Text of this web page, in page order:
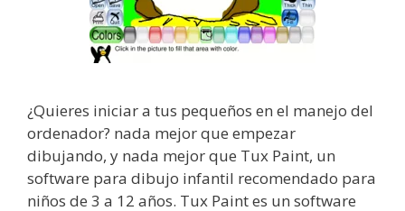
¿Quieres iniciar a tus pequeños en el manejo del
ordenador? nada mejor que empezar
dibujando, y nada mejor que Tux Paint, un
software para dibujo infantil recomendado para
niños de 3 a 12 años. Tux Paint es un software